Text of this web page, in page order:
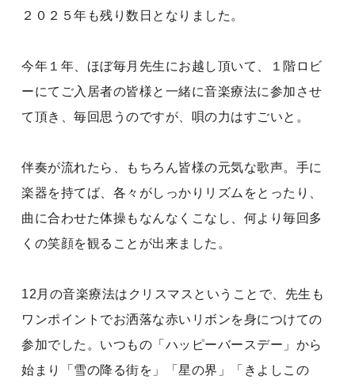
２０２５年も残り数日となりました。
今年１年、ほぼ毎月先生にお越し頂いて、１階ロビ
ーにてご入居者の皆様と一緒に音楽療法に参加させ
て頂き、毎回思うのですが、唄の力はすごいと。
伴奏が流れたら、もちろん皆様の元気な歌声。手に
楽器を持てば、各々がしっかりリズムをとったり、
曲に合わせた体操もなんなくこなし、何より毎回多
くの笑顔を観ることが出来ました。
12月の音楽療法はクリスマスということで、先生も
ワンポイントでお洒落な赤いリボンを身につけての
参加でした。いつもの「ハッピーバースデー」から
始まり「雪の降る街を」「星の界」「きよしこの